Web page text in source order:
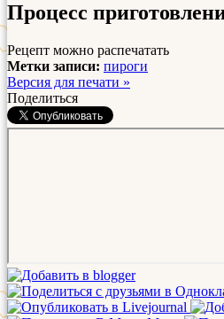
Процесс
Рецепт можно распечатать
Метки записи: пироги
Версия для печати »
Поделиться